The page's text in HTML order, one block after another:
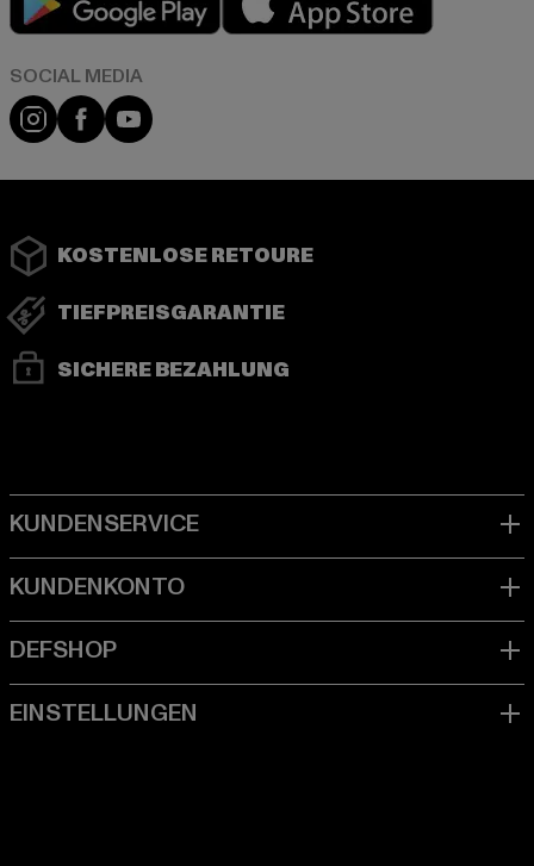
Instagram
FacebookYouTube
KOSTENLOSE RETOURE
TIEFPREISGARANTIE
SICHERE BEZAHLUNG